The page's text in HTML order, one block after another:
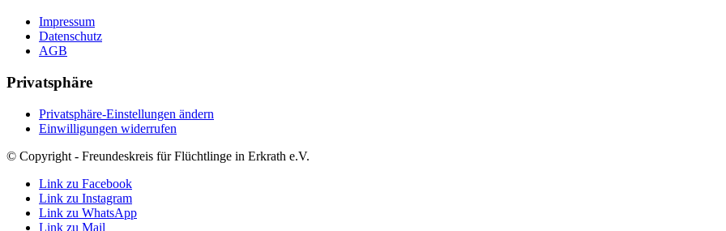
Impressum
Datenschutz
AGB
Privatsphäre
Privatsphäre-Einstellungen ändern
Einwilligungen widerrufen
© Copyright - Freundeskreis für Flüchtlinge in Erkrath e.V.
Link zu Facebook
Link zu Instagram
Link zu WhatsApp
Link zu Mail